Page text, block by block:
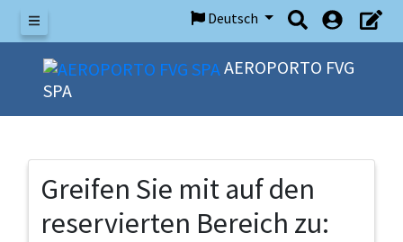
Speisekarte
Deutsch
AEROPORTO FVG
SPA
Greifen Sie mit auf den
reservierten Bereich zu: